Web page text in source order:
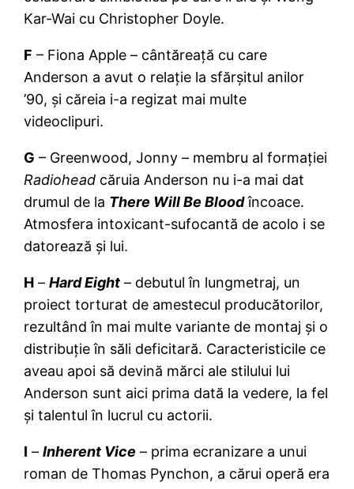
Kar-Wai cu Christopher Doyle.
F – Fiona Apple – cântăreață cu care
Anderson a avut o relație la sfărșitul anilor
’90, și căreia i-a regizat mai multe
videoclipuri.
G – Greenwood, Jonny – membru al formației
Radiohead căruia Anderson nu i-a mai dat
drumul de la There Will Be Bloodîncoace.
Atmosfera intoxicant-sufocantă de acolo i se
datorează și lui.
H –Hard Eight – debutul în lungmetraj, un
proiect torturat de amestecul producătorilor,
rezultând în mai multe variante de montaj și o
distribuție în săli deficitară. Caracteristicile ce
aveau apoi să devină mărci ale stilului lui
Anderson sunt aici prima dată la vedere, la fel
și talentul în lucrul cu actorii.
I –Inherent Vice – prima ecranizare a unui
roman de Thomas Pynchon, a cărui operă era